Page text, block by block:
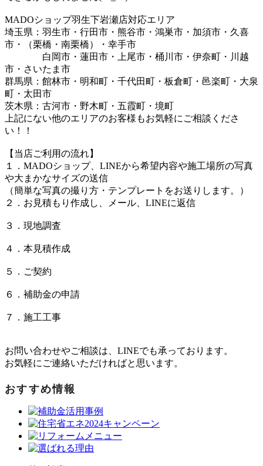
MADOショップ羽生下岩瀬店対応エリア
埼玉県：羽生市・行田市・熊谷市・鴻巣市・加須市・久喜
市・（栗橋・南栗橋）・幸手市
白岡市・蓮田市・上尾市・桶川市・伊奈町・川越
市・さいたま市
群馬県：館林市・明和町・千代田町・板倉町・邑楽町・大泉
町・太田市
茨木県：古河市・野木町・五霞町・境町
上記にない他のエリアのお客様もお気軽にご相談くださ
い！！
【当店ご利用の流れ】
１．MADOショップ、LINEから希望内容や施工場所の写真
や大まかなサイズの送信
（簡単な写真の撮り方・テンプレートをお送りします。）
２．お見積もり作成し、メール、LINEに返信
３．現地調査
４．本見積作成
５．ご契約
６．補助金の申請
７．施工工事
お問い合わせやご相談は、LINEでも承っております。
お気軽にご連絡いただければと思います。
おすすめ情報